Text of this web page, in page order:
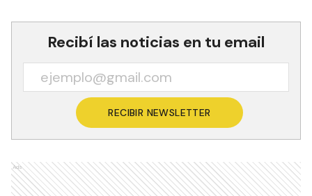
Recibí las noticias en tu email
RECIBIR NEWSLETTER
Ads